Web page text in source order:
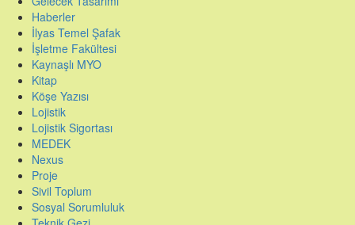
Haberler
İlyas Temel Şafak
İşletme Fakültesi
Kaynaşlı MYO
Kitap
Köşe Yazısı
Lojistik
Lojistik Sigortası
MEDEK
Nexus
Proje
Sivil Toplum
Sosyal Sorumluluk